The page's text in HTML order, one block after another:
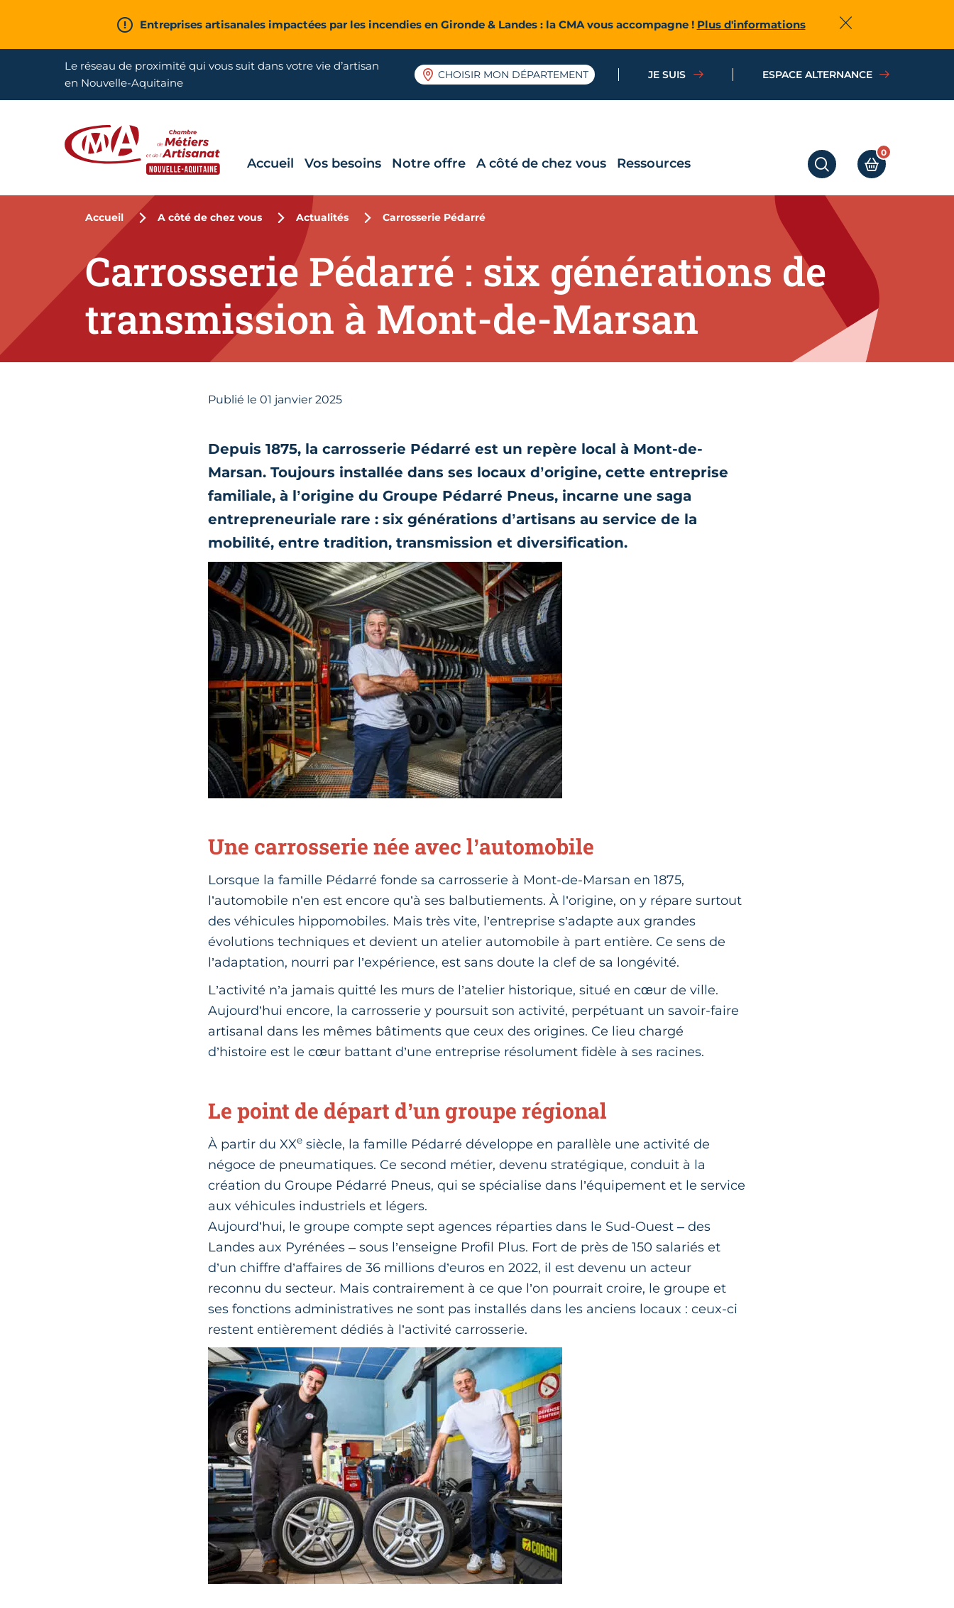
Entreprises artisanales impactées par les incendies en Gironde & Landes : la CMA vous accompagne ! Plus d'informations Fermer
Le réseau de proximité qui vous suit dans votre vie d’artisan
en Nouvelle-Aquitaine
CHOISIR MON DÉPARTEMENT JE SUIS ESPACE ALTERNANCE
RECHERCHERMON PANIER
0
Accueil Vos besoins Notre offre A côté de chez vous Ressources
Accueil A côté de chez vous Actualités Carrosserie Pédarré
Carrosserie Pédarré : six générations de
transmission à Mont-de-Marsan
Publié le01 janvier 2025
Depuis 1875, la carrosserie Pédarré est un repère local à Mont-de-
Marsan. Toujours installée dans ses locaux d’origine, cette entreprise
familiale, à l’origine du Groupe Pédarré Pneus, incarne une saga
entrepreneuriale rare : six générations d’artisans au service de la
mobilité, entre tradition, transmission et diversification.
Une carrosserie née avec l’automobile
Lorsque la famille Pédarré fonde sa carrosserie à Mont-de-Marsan en 1875,
l’automobile n’en est encore qu’à ses balbutiements. À l’origine, on y répare surtout
des véhicules hippomobiles. Mais très vite, l’entreprise s’adapte aux grandes
évolutions techniques et devient un atelier automobile à part entière. Ce sens de
l’adaptation, nourri par l’expérience, est sans doute la clef de sa longévité.
L’activité n’a jamais quitté les murs de l’atelier historique, situé en cœur de ville.
Aujourd’hui encore, la carrosserie y poursuit son activité, perpétuant un savoir-faire
artisanal dans les mêmes bâtiments que ceux des origines. Ce lieu chargé
d’histoire est le cœur battant d’une entreprise résolument fidèle à ses racines.
Le point de départ d’un groupe régional
À partir du XXe siècle, la famille Pédarré développe en parallèle une activité de
négoce de pneumatiques. Ce second métier, devenu stratégique, conduit à la
création du Groupe Pédarré Pneus, qui se spécialise dans l’équipement et le service
aux véhicules industriels et légers.
Aujourd’hui, le groupe compte sept agences réparties dans le Sud-Ouest – des
Landes aux Pyrénées – sous l’enseigne Profil Plus. Fort de près de 150 salariés et
d’un chiffre d’affaires de 36 millions d’euros en 2022, il est devenu un acteur
reconnu du secteur. Mais contrairement à ce que l’on pourrait croire, le groupe et
ses fonctions administratives ne sont pas installés dans les anciens locaux : ceux-ci
restent entièrement dédiés à l’activité carrosserie.